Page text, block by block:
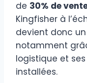
de 30% de
Kingfisher à
devient donc
notamment
logistique et
installées.